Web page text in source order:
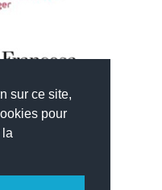
sur ce site,
pour
la